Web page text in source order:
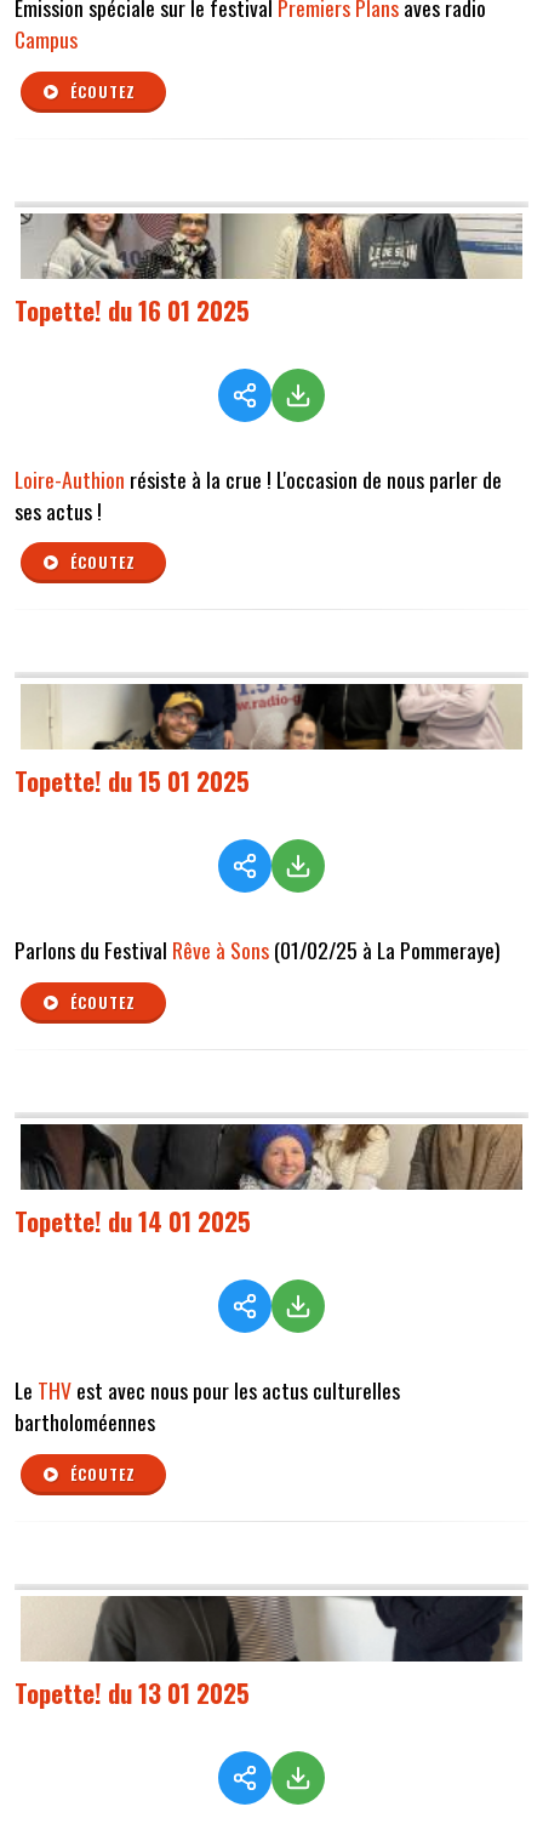
Emission spéciale sur le festival Premiers Plansaves radio
Campus
ÉCOUTEZ
Topette! du 16 01 2025
Loire-Authion résiste à la crue ! L'occasion de nous parler de
ses actus !
ÉCOUTEZ
Topette! du 15 01 2025
Parlons du Festival Rêve à Sons(01/02/25 à La Pommeraye)
ÉCOUTEZ
Topette! du 14 01 2025
Le THVest avec nous pour les actus culturelles
bartholoméennes
ÉCOUTEZ
Topette! du 13 01 2025